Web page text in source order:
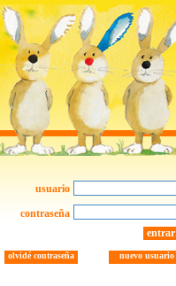
usuario
contraseña
entrar
nuevo usuario
olvidé contraseña